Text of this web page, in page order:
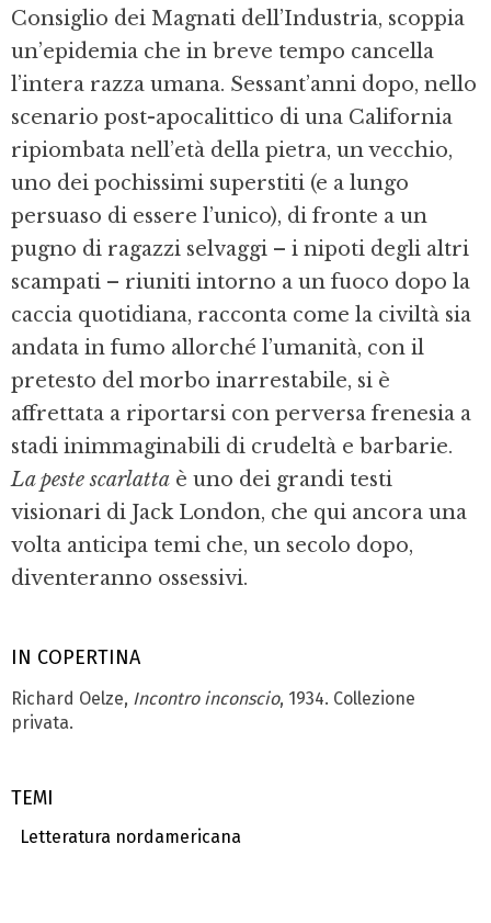
IN COPERTINA
Richard Oelze, Incontro inconscio, 1934. Collezione
privata.
TEMI
Letteratura nordamericana
Consiglio dei Magnati dell’Industria, scoppia
un’epidemia che in breve tempo cancella
l’intera razza umana. Sessant’anni dopo, nello
scenario post-apocalittico di una California
ripiombata nell’età della pietra, un vecchio,
uno dei pochissimi superstiti (e a lungo
persuaso di essere l’unico), di fronte a un
pugno di ragazzi selvaggi – i nipoti degli altri
scampati – riuniti intorno a un fuoco dopo la
caccia quotidiana, racconta come la civiltà sia
andata in fumo allorché l’umanità, con il
pretesto del morbo inarrestabile, si è
affrettata a riportarsi con perversa frenesia a
stadi inimmaginabili di crudeltà e barbarie.
La peste scarlatta è uno dei grandi testi
visionari di Jack London, che qui ancora una
volta anticipa temi che, un secolo dopo,
diventeranno ossessivi.